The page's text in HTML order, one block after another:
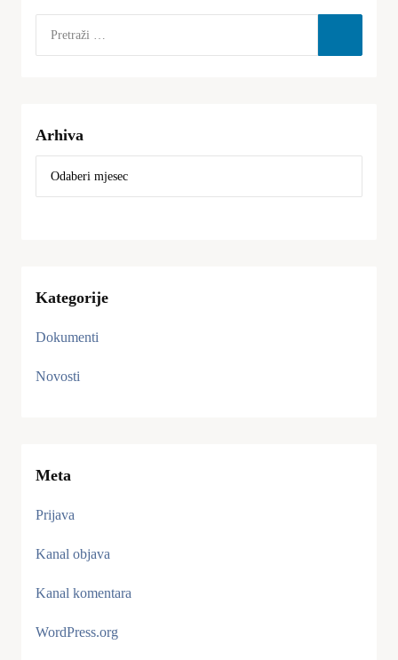
Arhiva
Kategorije
Dokumenti
Novosti
Meta
Prijava
Kanal objava
Kanal komentara
WordPress.org